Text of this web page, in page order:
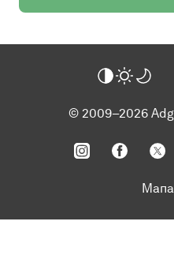
© 2009–2026